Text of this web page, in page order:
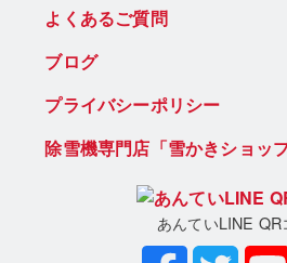
よくあるご質問
ブログ
プライバシーポリシー
除雪機専門店「雪かきショップ
あんていLINE QR